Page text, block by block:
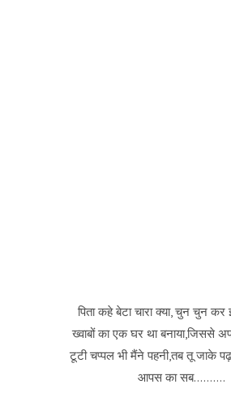
पिता कहे बेटा चारा क्या, चुन चुन
ख्वाबों का एक घर था बनाया,जिससे
टूटी चप्पल भी मैंने पहनी,तब तू जाके
आपस का सब……….